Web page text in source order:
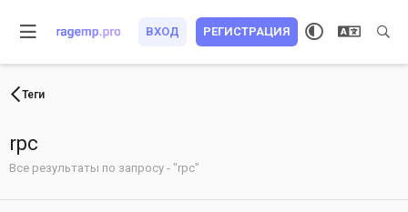
ВХОД РЕГИСТРАЦИЯ
Теги
rpc
Все результаты по запросу - "rpc"